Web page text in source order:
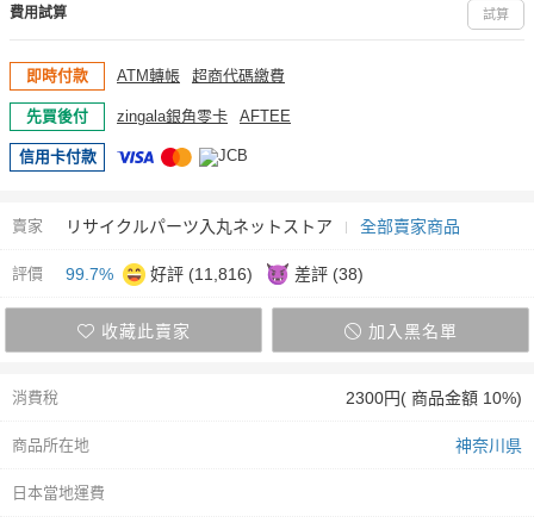
費用試算 試算
即時付款 ATM轉帳 超商代碼繳費
先買後付 zingala銀角零卡 AFTEE
信用卡付款
賣家 リサイクルパーツ入丸ネットストア 全部賣家商品
評價 99.7% 好評 (11,816) 差評 (38)
收藏此賣家 加入黑名單
消費稅 2300円( 商品金額 10%)
商品所在地 神奈川県
日本當地運費